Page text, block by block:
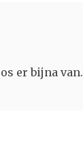
er bijna van.